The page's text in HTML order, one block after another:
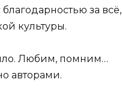
за всё,
культуры.
Любим, помним…
авторами.